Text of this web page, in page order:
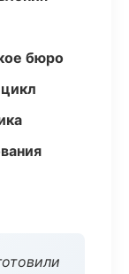
бюро